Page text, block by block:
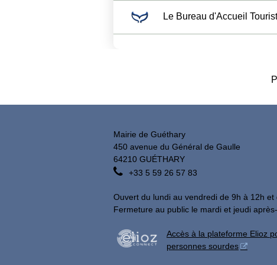
Le Bureau d'Accueil
Mairie de Guéthary
450 avenue du Général de Gaulle
64210 GUÉTHARY
 +33 5 59 26 57 83
Ouvert du lundi au vendredi de 9h à 12h et
Fermeture au public le mardi et jeudi
Accès à la plateforme Elioz
personnes sourdes